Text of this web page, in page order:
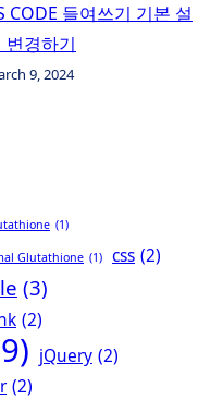
CODE 들여쓰기 기본 설
변경하기
9, 2024
(1)
Glutathione (1) css (2)
(3)
(2)
jQuery (2)
(2)